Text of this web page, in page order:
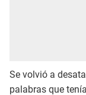
Se volvió a
palabras que tenía